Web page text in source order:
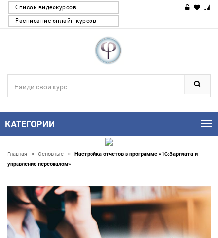
Список видеокурсов
Расписание онлайн-курсов
КАТЕГОРИИ
Главная » Основные »
Настройка отчетов в программе «1С:Зарплата и
управление персоналом»